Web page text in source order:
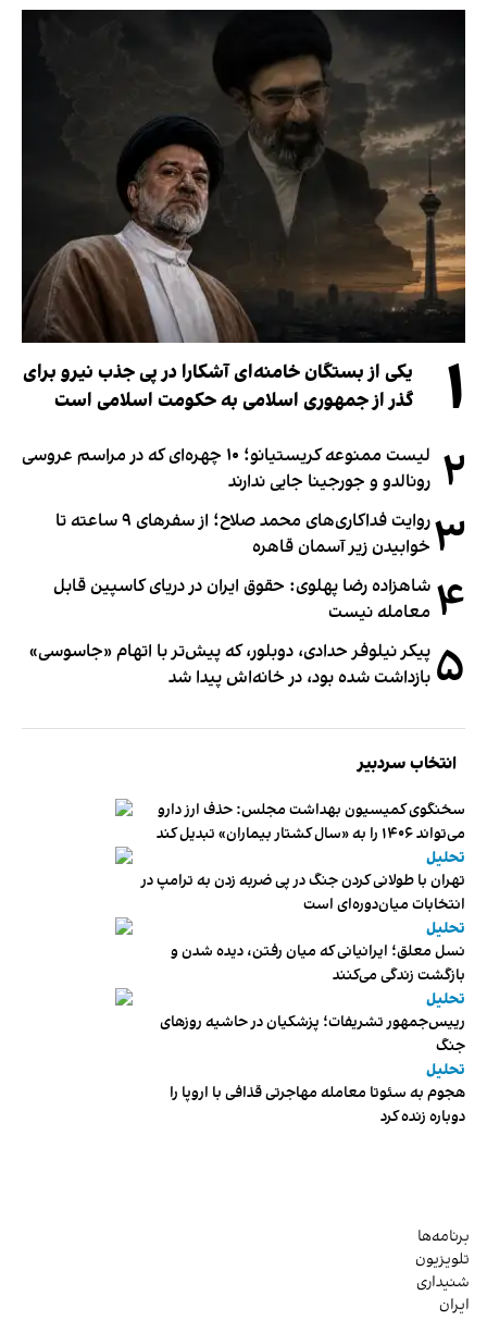
۱
یکی از بستگان خامنه‌ای آشکارا در پی جذب نیرو برای
گذر از جمهوری اسلامی به حکومت اسلامی است
۲
لیست ممنوعه کریستیانو؛ ۱۰ چهره‌ای که در مراسم عروسی
رونالدو و جورجینا جایی ندارند
۳
روایت فداکاری‌های محمد صلاح؛ از سفرهای ۹ ساعته تا
خوابیدن زیر آسمان قاهره
۴ شاهزاده رضا پهلوی: حقوق ایران در دریای کاسپین قابل
معامله نیست
۵ پیکر نیلوفر حدادی، دوبلور، که پیش‌تر با اتهام «جاسوسی»
بازداشت شده بود، در خانه‌اش پیدا شد
انتخاب سردبیر
سخنگوی کمیسیون بهداشت مجلس: حذف ارز دارو
می‌تواند ۱۴۰۶ را به «سال کشتار بیماران» تبدیل کند
تحلیل
تهران با طولانی کردن جنگ در پی ضربه زدن به ترامپ در
انتخابات میان‌دوره‌ای است
تحلیل
نسل معلق؛ ایرانیانی که میان رفتن، دیده شدن و
بازگشت زندگی می‌کنند
تحلیل
رییس‌جمهور تشریفات؛ پزشکیان در حاشیه روزهای
جنگ
تحلیل
هجوم به سئوتا معامله مهاجرتی قذافی با اروپا را
دوباره زنده کرد
برنامه‌ها
تلویزیون
شنیداری
ایران